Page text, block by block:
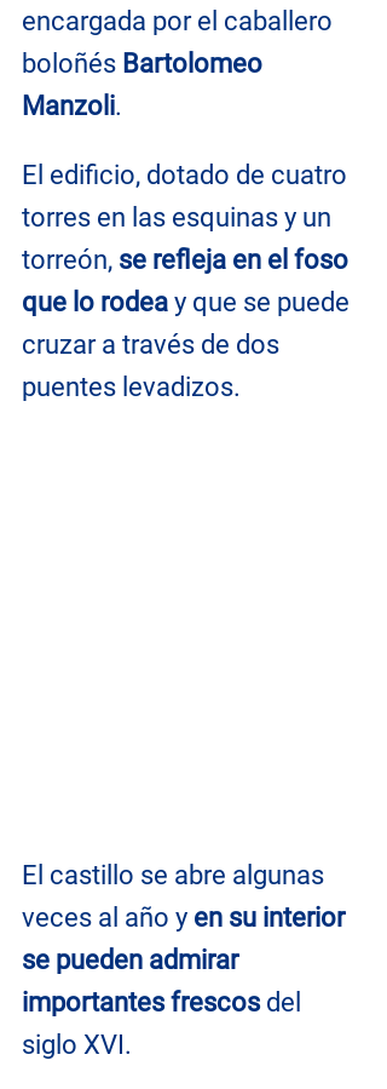
encargada por el caballero
boloñés Bartolomeo
Manzoli.
El edificio, dotado de cuatro
torres en las esquinas y un
torreón, se refleja en el foso
que lo rodea y que se puede
cruzar a través de dos
puentes levadizos.
El castillo se abre algunas
veces al año y en su interior
se pueden admirar
importantes frescos del
siglo XVI.